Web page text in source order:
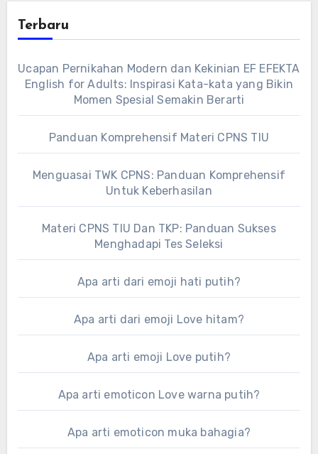
Terbaru
Ucapan Pernikahan Modern dan Kekinian EF EFEKTA
English for Adults: Inspirasi Kata-kata yang Bikin
Momen Spesial Semakin Berarti
Panduan Komprehensif Materi CPNS TIU
Menguasai TWK CPNS: Panduan Komprehensif
Untuk Keberhasilan
Materi CPNS TIU Dan TKP: Panduan Sukses
Menghadapi Tes Seleksi
Apa arti dari emoji hati putih?
Apa arti dari emoji Love hitam?
Apa arti emoji Love putih?
Apa arti emoticon Love warna putih?
Apa arti emoticon muka bahagia?